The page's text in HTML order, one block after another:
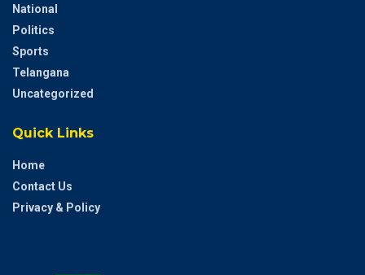
National
Politics
Sports
Telangana
Uncategorized
Quick Links
Home
Contact Us
Privacy & Policy